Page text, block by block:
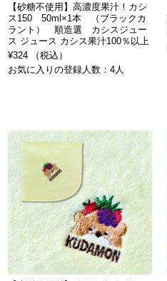
【砂糖不使用】高濃度果汁！カシ
ス150 50ml×1本 （ブラックカ
ラント） 順造選 カシスジュー
ス ジュース カシス果汁100％以上
¥324 （税込）
お気に入りの登録人数：4人